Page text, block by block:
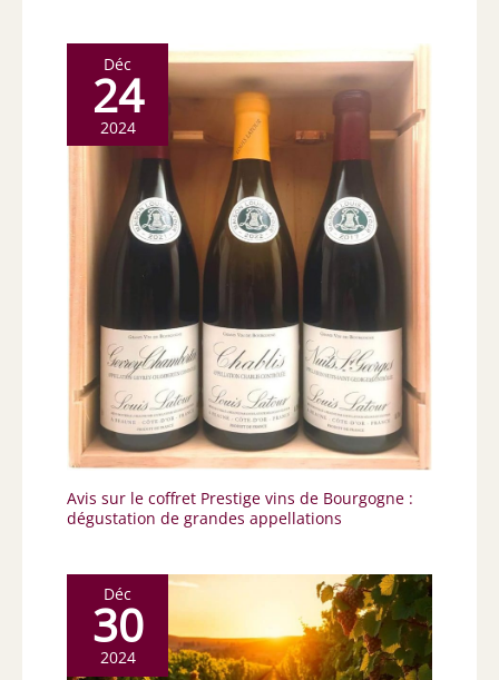
Déc
24
2024
Avis sur le coffret Prestige vins de Bourgogne :
dégustation de grandes appellations
Déc
30
2024